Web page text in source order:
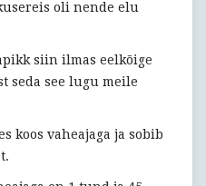
oli nende elu
siin ilmas eelkõige
seda see lugu meile
koos vaheajaga ja sobib